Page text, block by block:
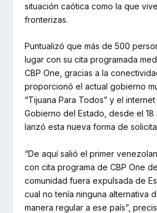
situación caótica como la que
fronterizas.
Puntualizó que más de 500
lugar con su cita programada
CBP One, gracias a la
proporcionó el actual gobierno
“Tijuana Para Todos” y el
Gobierno del Estado, desde el
lanzó esta nueva forma de
“De aquí salió el primer
con cita programa de CBP One
comunidad fuera expulsada de
cual no tenía ninguna alternativa
manera regular a ese país”,